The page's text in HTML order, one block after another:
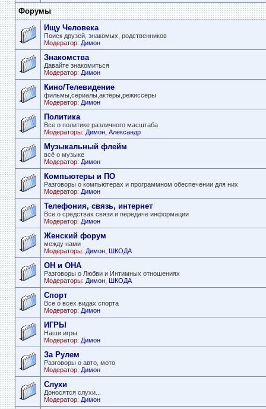
Форумы
Ищу Человека
Поиск друзей, знакомых, родственников
Модератор: Димон
Знакомства
Давайте знакомиться
Модератор: Димон
Кино/Телевидение
фильмы,сериалы,актёры,режиссёры
Модератор: Димон
Политика
Все о политике различного масштаба
Модераторы: Димон, Александр
Музыкальный флейм
всё о музыке
Модератор: Димон
Компьютеры и ПО
Разговоры о компьютерах и программном обеспечении для них
Модератор: Димон
Телефония, связь, интернет
Все о средствах связи и передаче информации
Модератор: Димон
Женский форум
между нами
Модераторы: Димон, ШКОДА
ОН и ОНА
Разговоры о Любви и Интимных отношениях
Модераторы: Димон, ШКОДА
Спорт
Все о всех видах спорта
Модератор: Димон
ИГРЫ
Наши игры
Модератор: Димон
За Рулем
Разговоры о авто, мото
Модератор: Димон
Слухи
Доносятся слухи...
Модератор: Димон